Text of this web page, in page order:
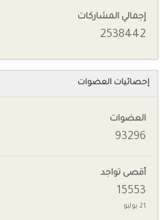
إجمالي المشاركات
2538442
إحصائيات العضوات
العضوات
93296
أقصى تواجد
15553
21 يوليو